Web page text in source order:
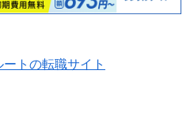
トの転職サイト